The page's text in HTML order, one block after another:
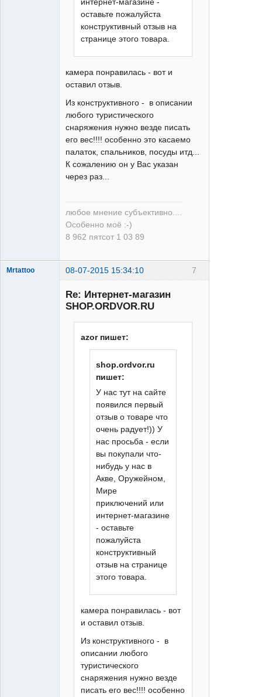
оставьте пожалуйста
конструктивный отзыв на
странице этого товара.
камера понравилась - вот и
оставил отзыв.
Из конструктивного - в описании
любого туристического
снаряжения нужно везде писать
его вес!!!! особенно это касаемо
палаток, спальников, посуды итд...
К сожалению он у Вас указан
через раз...
любое мнение субъективно....
Особенно моё :-)
8 962 пятсот 1 03 89
7
Mrtattoo 08-07-2015 15:34:10
Re: Интернет-магазин
SHOP.ORDVOR.RU
azor пишет:
shop.ordvor.ru
пишет:
У нас тут на сайте
появился первый
отзыв о товаре что
очень радует!)) У
нас просьба - если
вы покупали что-
нибудь у нас в
Акве, Оружейном,
Мире
приключений или
интернет-магазине
- оставьте
пожалуйста
конструктивный
отзыв на странице
этого товара.
камера понравилась - вот
и оставил отзыв.
Из конструктивного - в
описании любого
туристического
снаряжения нужно везде
писать его вес!!!! особенно